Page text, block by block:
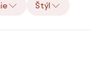
Štýl